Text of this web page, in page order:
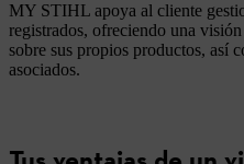
MY STIHL apoya al cliente
registrados, ofreciendo una
sobre sus propios productos, así
asociados.